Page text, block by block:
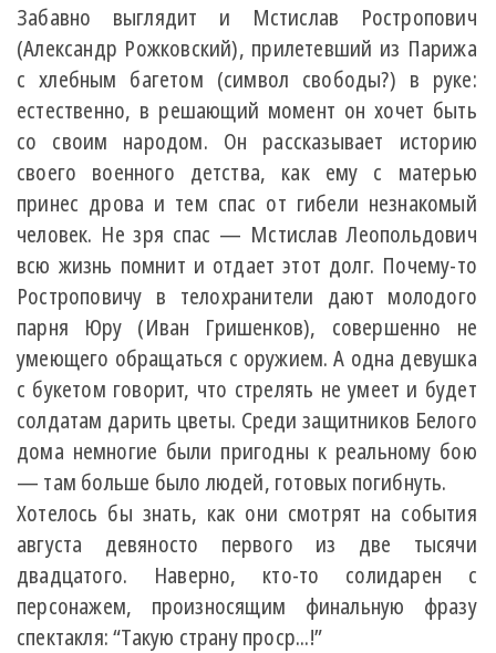
Забавно выглядит и Мстислав Ростропович
(Александр Рожковский), прилетевший из Парижа
с хлебным багетом (символ свободы?) в руке:
естественно, в решающий момент он хочет быть
со своим народом. Он рассказывает историю
своего военного детства, как ему с матерью
принес дрова и тем спас от гибели незнакомый
человек. Не зря спас — Мстислав Леопольдович
всю жизнь помнит и отдает этот долг. Почему-то
Ростроповичу в телохранители дают молодого
парня Юру (Иван Гришенков), совершенно не
умеющего обращаться с оружием. А одна девушка
с букетом говорит, что стрелять не умеет и будет
солдатам дарить цветы. Среди защитников Белого
дома немногие были пригодны к реальному бою
— там больше было людей, готовых погибнуть.
Хотелось бы знать, как они смотрят на события
августа девяносто первого из две тысячи
двадцатого. Наверно, кто-то солидарен с
персонажем, произносящим финальную фразу
спектакля: “Такую страну проср...!”